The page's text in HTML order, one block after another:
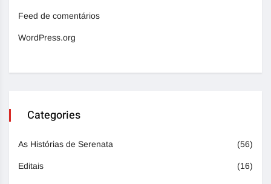
Feed de comentários
WordPress.org
Categories
As Histórias de Serenata (56)
Editais (16)